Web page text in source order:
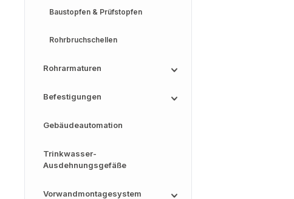
Baustopfen & Prüfstopfen
Rohrbruchschellen
Rohrarmaturen
Befestigungen
Gebäudeautomation
Trinkwasser-
Ausdehnungsgefäße
Vorwandmontagesystem